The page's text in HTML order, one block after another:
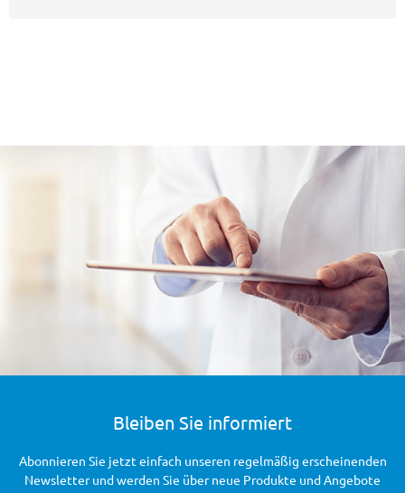
Bleiben Sie informiert
Abonnieren Sie jetzt einfach unseren regelmäßig erscheinenden
Newsletter und werden Sie über neue Produkte und Angebote